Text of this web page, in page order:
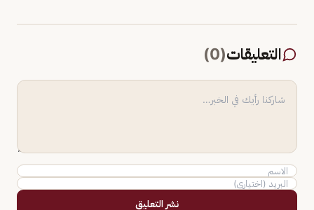
التعليقات(
0
)
نشر التعليق